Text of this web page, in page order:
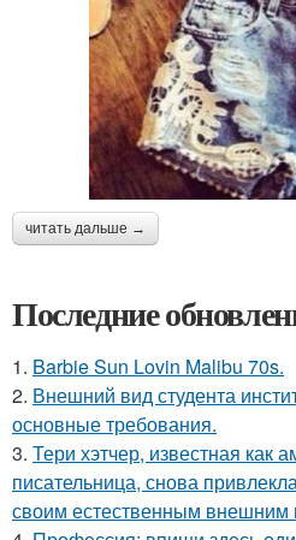
читать дальше →
Последние
1. Barbie Sun Lovin Malibu 70s.
2. Внешний вид студента
основные требования.
3. Тери хэтчер, известная как
писательница, снова
своим естественным внешним